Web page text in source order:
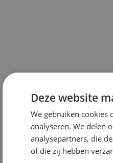
Deze website
We gebruiken cookies
analyseren. We delen
analysepartners, die
of die zij hebben